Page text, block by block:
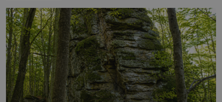
vyhýbá shonu moderní metropole. Místo, ke
kterému se vážou nejstarší české mýty, ve svých
temných útrobách střeží monumentální